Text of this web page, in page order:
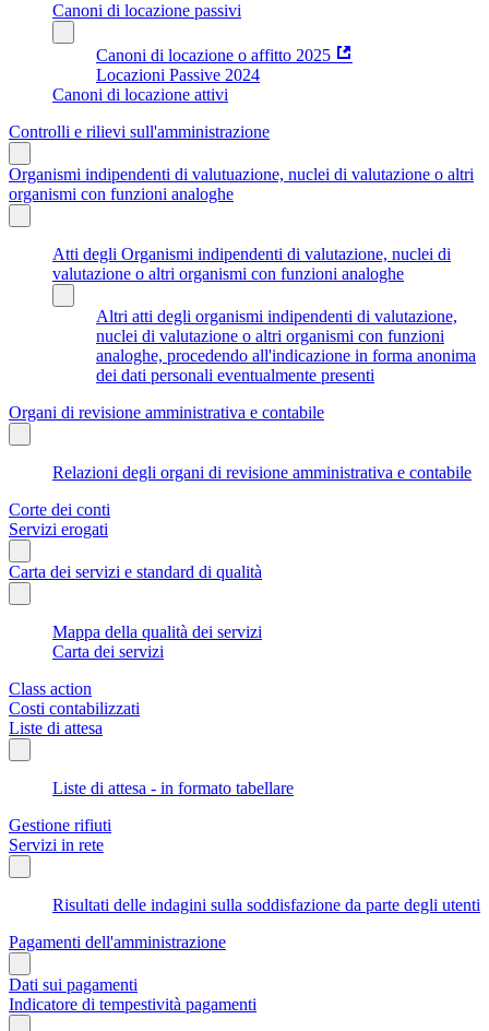
Canoni di locazione passivi
Canoni di locazione o affitto 2025
Locazioni Passive 2024
Canoni di locazione attivi
Controlli e rilievi sull'amministrazione
Organismi indipendenti di valutuazione, nuclei di valutazione o altri
organismi con funzioni analoghe
Atti degli Organismi indipendenti di valutazione, nuclei di
valutazione o altri organismi con funzioni analoghe
Altri atti degli organismi indipendenti di valutazione,
nuclei di valutazione o altri organismi con funzioni
analoghe, procedendo all'indicazione in forma anonima
dei dati personali eventualmente presenti
Organi di revisione amministrativa e contabile
Relazioni degli organi di revisione amministrativa e contabile
Corte dei conti
Servizi erogati
Carta dei servizi e standard di qualità
Mappa della qualità dei servizi
Carta dei servizi
Class action
Costi contabilizzati
Liste di attesa
Liste di attesa - in formato tabellare
Gestione rifiuti
Servizi in rete
Risultati delle indagini sulla soddisfazione da parte degli utenti
Pagamenti dell'amministrazione
Dati sui pagamenti
Indicatore di tempestività pagamenti